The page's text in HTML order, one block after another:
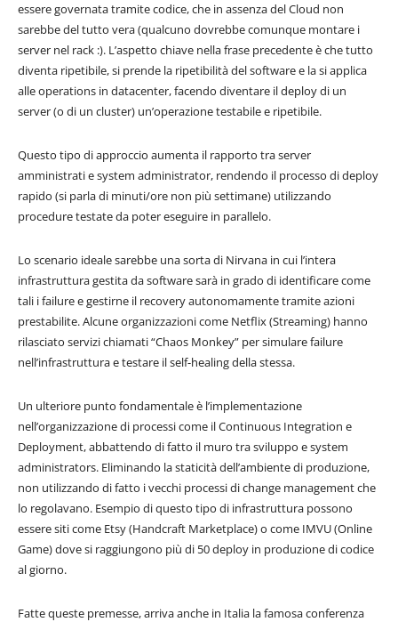
essere governata tramite codice, che in assenza del Cloud non
sarebbe del tutto vera (qualcuno dovrebbe comunque montare i
server nel rack :). L’aspetto chiave nella frase precedente è che tutto
diventa ripetibile, si prende la ripetibilità del software e la si applica
alle operations in datacenter, facendo diventare il deploy di un
server (o di un cluster) un’operazione testabile e ripetibile.
Questo tipo di approccio aumenta il rapporto tra server
amministrati e system administrator, rendendo il processo di deploy
rapido (si parla di minuti/ore non più settimane) utilizzando
procedure testate da poter eseguire in parallelo.
Lo scenario ideale sarebbe una sorta di Nirvana in cui l’intera
infrastruttura gestita da software sarà in grado di identificare come
tali i failure e gestirne il recovery autonomamente tramite azioni
prestabilite. Alcune organizzazioni come Netflix (Streaming) hanno
rilasciato servizi chiamati “Chaos Monkey” per simulare failure
nell’infrastruttura e testare il self-healing della stessa.
Un ulteriore punto fondamentale è l’implementazione
nell’organizzazione di processi come il Continuous Integration e
Deployment, abbattendo di fatto il muro tra sviluppo e system
administrators. Eliminando la staticità dell’ambiente di produzione,
non utilizzando di fatto i vecchi processi di change management che
lo regolavano. Esempio di questo tipo di infrastruttura possono
essere siti come Etsy (Handcraft Marketplace) o come IMVU (Online
Game) dove si raggiungono più di 50 deploy in produzione di codice
al giorno.
Fatte queste premesse, arriva anche in Italia la famosa conferenza